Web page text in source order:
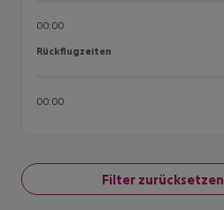
00:00
Rückflugzeiten
Rückflugzeiten
00:00
Filter zurücksetzen